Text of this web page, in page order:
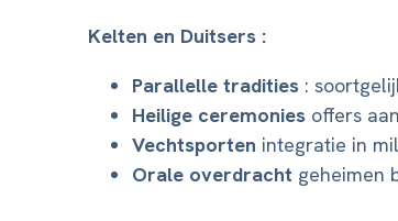
Kelten en Duitsers :
Parallelle tradities :
Heilige ceremonies offers
Vechtsporten integratie in
Orale overdracht geheimen